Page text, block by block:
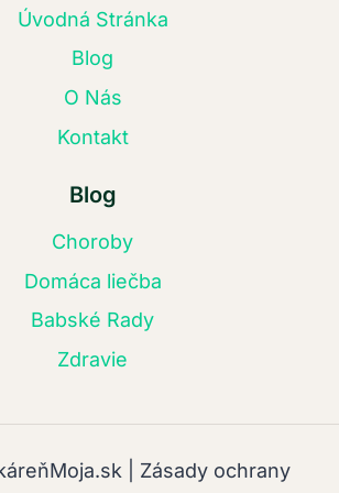
Úvodná Stránka
Blog
O Nás
Kontakt
Blog
Choroby
Domáca liečba
Babské Rady
Zdravie
| Zásady ochrany